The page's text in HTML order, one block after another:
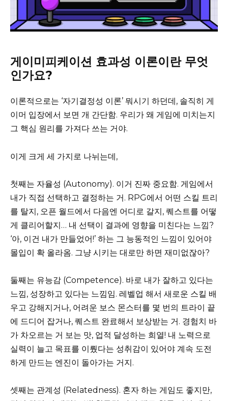
게이미피케이션 효과성 이론이란 무엇
인가요?
이론적으로는 ‘자기결정성 이론’ 뭐시기 하던데, 솔직히 게
이머 입장에서 보면 개 간단함. 우리가 왜 게임에 미치는지
그 핵심 원리를 가져다 쓰는 거야.
이게 크게 세 가지로 나뉘는데,
첫째는 자율성 (Autonomy). 이거 진짜 중요함. 게임에서
내가 직접 선택하고 결정하는 거. RPG에서 어떤 스킬 트리
를 탈지, 오픈 월드에서 다음엔 어디로 갈지, 퀘스트를 어떻
게 클리어할지… 내 선택이 결과에 영향을 미친다는 느낌?
‘아, 이건 내가 만들었어!’ 하는 그 능동적인 느낌이 있어야
몰입이 확 올라옴. 그냥 시키는 대로만 하면 재미없잖아?
둘째는 유능감 (Competence). 바로 내가 잘하고 있다는
느낌, 성장하고 있다는 느낌임. 레벨업 해서 새로운 스킬 배
우고 강해지거나, 어려운 보스 몬스터를 몇 번의 트라이 끝
에 드디어 잡거나, 퀘스트 완료해서 보상받는 거. 경험치 바
가 차오르는 거 보는 맛, 업적 달성하는 희열! 내 노력으로
실력이 늘고 목표를 이뤘다는 성취감이 있어야 계속 도전
하게 만드는 엔진이 돌아가는 거지.
셋째는 관계성 (Relatedness). 혼자 하는 게임도 좋지만,